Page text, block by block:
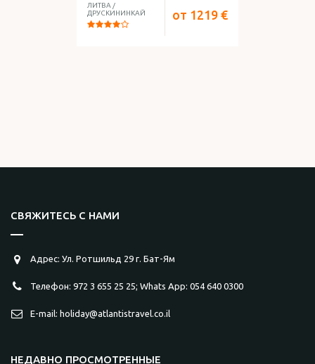
ЛИТВА /
ДРУСКИНИНКАЙ
от 1219 €
СВЯЖИТЕСЬ С НАМИ
Адрес: Ул. Ротшильд 29 г. Бат-Ям
Телефон: 972 3 655 25 25; Whats App: 054 640 0300
E-mail: holiday@atlantistravel.co.il
НЕДАВНО ПРОСМОТРЕННЫЕ